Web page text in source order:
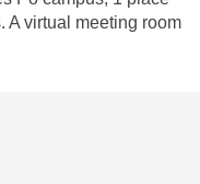
A virtual meeting room